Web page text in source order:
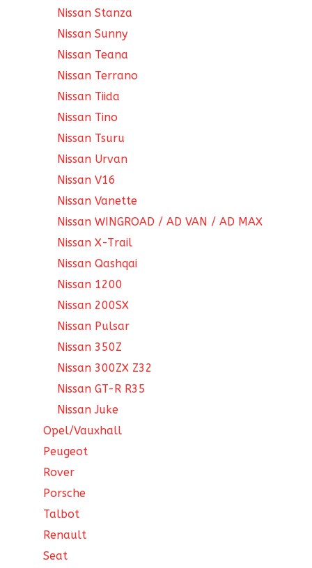
Nissan Stanza
Nissan Sunny
Nissan Teana
Nissan Terrano
Nissan Tiida
Nissan Tino
Nissan Tsuru
Nissan Urvan
Nissan V16
Nissan Vanette
Nissan WINGROAD / AD VAN / AD MAX
Nissan X-Trail
Nissan Qashqai
Nissan 1200
Nissan 200SX
Nissan Pulsar
Nissan 350Z
Nissan 300ZX Z32
Nissan GT-R R35
Nissan Juke
Opel/Vauxhall
Peugeot
Rover
Porsche
Talbot
Renault
Seat